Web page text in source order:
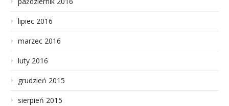
lipiec 2016
marzec 2016
luty 2016
grudzień 2015
sierpień 2015